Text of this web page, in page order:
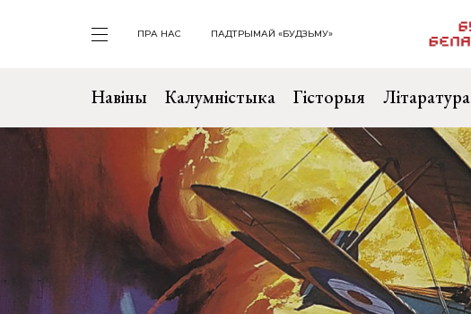
ПРА НАС ПАДТРЫМАЙ «БУДЗЬМУ»
Навіны Калумністыка Гісторыя Літаратура